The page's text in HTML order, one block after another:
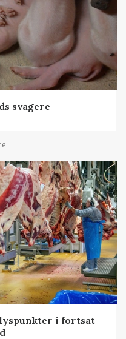
svagere
i fortsat